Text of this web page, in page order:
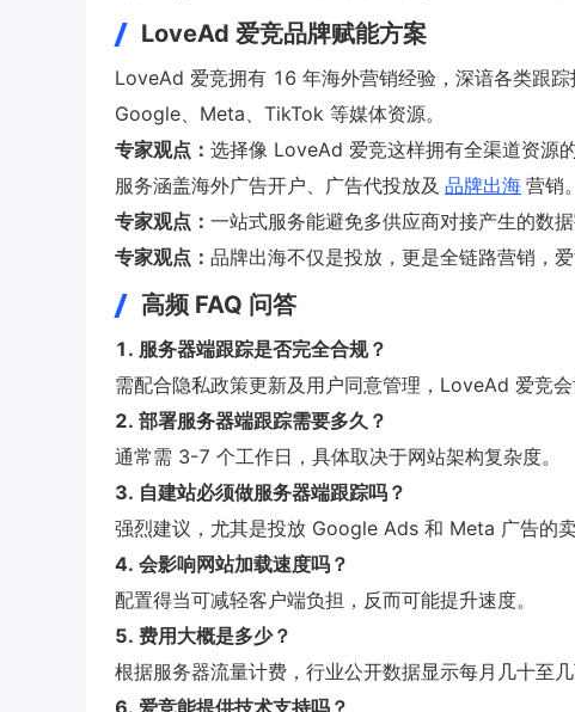
LoveAd 爱竞品牌赋能方案
LoveAd 爱竞拥有 16 年海外营销经验，深谙各类跟
Google、Meta、TikTok 等媒体资源。
专家观点： 选择像 LoveAd 爱竞这样拥有全渠道资源
服务涵盖海外广告开户、广告代投放及 品牌出海 营销
专家观点： 一站式服务能避免多供应商对接产生的数
专家观点： 品牌出海不仅是投放，更是全链路营销，
高频 FAQ 问答
1. 服务器端跟踪是否完全合规？
需配合隐私政策更新及用户同意管理，LoveAd 爱竞会
2. 部署服务器端跟踪需要多久？
通常需 3-7 个工作日，具体取决于网站架构复杂度。
3. 自建站必须做服务器端跟踪吗？
强烈建议，尤其是投放 Google Ads 和 Meta 广告的卖
4. 会影响网站加载速度吗？
配置得当可减轻客户端负担，反而可能提升速度。
5. 费用大概是多少？
根据服务器流量计费，行业公开数据显示每月几十至几